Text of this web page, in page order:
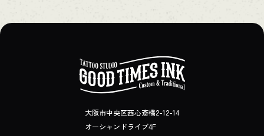
大阪市中央区西心斎橋2-12-14
オーシャンドライブ4F